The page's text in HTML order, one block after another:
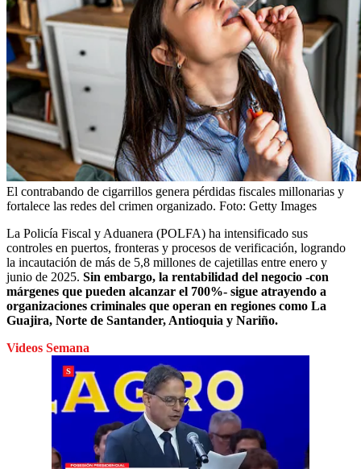
El contrabando de cigarrillos genera pérdidas fiscales millonarias y
fortalece las redes del crimen organizado. Foto: Getty Images
La Policía Fiscal y Aduanera (POLFA) ha intensificado sus
controles en puertos, fronteras y procesos de verificación, logrando
la incautación de más de 5,8 millones de cajetillas entre enero y
junio de 2025. Sin embargo, la rentabilidad del negocio -con
márgenes que pueden alcanzar el 700%- sigue atrayendo a
organizaciones criminales que operan en regiones como La
Guajira, Norte de Santander, Antioquia y Nariño.
Videos Semana